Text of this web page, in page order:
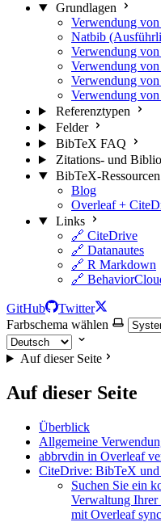
Grundlagen
Verwendung
Natbib
Verwendung
Verwendung
Verwendung
Verwendung
Referenztypen
Felder
BibTeX FAQ
Zitations- und
BibTeX-Ressourcen
Blog
Overleaf +
Links
🔗 CiteDrive
🔗 Datanautes
🔗 R Markdown
🔗
GitHub
Twitter
Farbschema wählen
Auf dieser Seite
Auf dieser Seite
Überblick
Allgemeine
abbrvdin in Overleaf
CiteDrive: BibTeX
Suchen Sie ein
Verwaltung Ihrer
mit Overleaf